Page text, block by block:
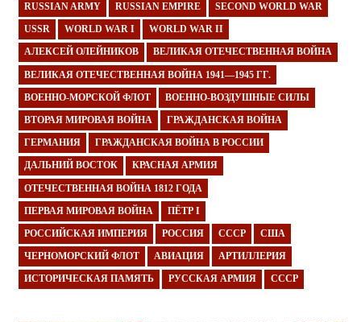
RUSSIAN ARMY RUSSIAN EMPIRE SECOND WORLD WAR
USSR WORLD WAR I WORLD WAR II
АЛЕКСЕЙ ОЛЕЙНИКОВ ВЕЛИКАЯ ОТЕЧЕСТВЕННАЯ ВОЙНА
ВЕЛИКАЯ ОТЕЧЕСТВЕННАЯ ВОЙНА 1941—1945 ГГ.
ВОЕННО-МОРСКОЙ ФЛОТ ВОЕННО-ВОЗДУШНЫЕ СИЛЫ
ВТОРАЯ МИРОВАЯ ВОЙНА ГРАЖДАНСКАЯ ВОЙНА
ГЕРМАНИЯ ГРАЖДАНСКАЯ ВОЙНА В РОССИИ
ДАЛЬНИЙ ВОСТОК КРАСНАЯ АРМИЯ
ОТЕЧЕСТВЕННАЯ ВОЙНА 1812 ГОДА
ПЕРВАЯ МИРОВАЯ ВОЙНА ПЁТР I
РОССИЙСКАЯ ИМПЕРИЯ РОССИЯ СССР США
ЧЕРНОМОРСКИЙ ФЛОТ АВИАЦИЯ АРТИЛЛЕРИЯ
ИСТОРИЧЕСКАЯ ПАМЯТЬ РУССКАЯ АРМИЯ СССР